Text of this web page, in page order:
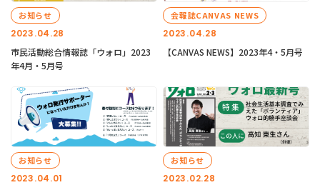
2023.04.28
お知らせ
市民活動総合情報誌「ウォロ」2023
年4月・5月号
2023.04.28
会報誌CANVAS NEWS
【CANVAS NEWS】2023年4・5月号
2023.04.01
お知らせ
2023.02.28
お知らせ